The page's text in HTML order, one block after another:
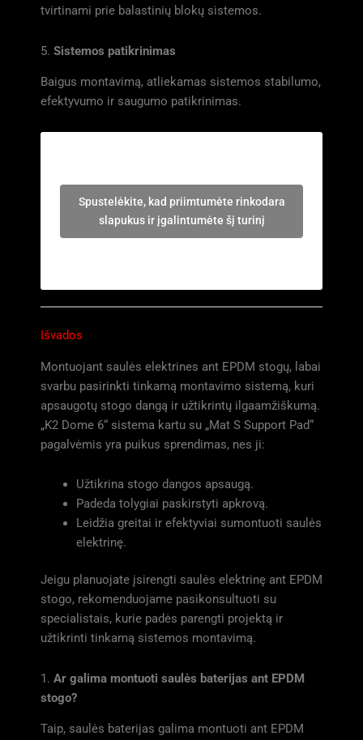
tvirtinami prie balastinių blokų sistemos.
5. Sistemos patikrinimas
Baigus montavimą, atliekamas sistemos stabilumo,
efektyvumo ir saugumo patikrinimas.
Spustelėkite, kad priimtumėte rinkodara
slapukus ir įgalintumėte šį turinį
Išvados
Montuojant saulės elektrines ant EPDM stogų, labai
svarbu pasirinkti tinkamą montavimo sistemą, kuri
apsaugotų stogo dangą ir užtikrintų ilgaamžiškumą.
„K2 Dome 6“ sistema kartu su „Mat S Support Pad“
pagalvėmis yra puikus sprendimas, nes ji:
Užtikrina stogo dangos apsaugą.
Padeda tolygiai paskirstyti apkrovą.
Leidžia greitai ir efektyviai sumontuoti saulės
elektrinę.
Jeigu planuojate įsirengti saulės elektrinę ant EPDM
stogo, rekomenduojame pasikonsultuoti su
specialistais, kurie padės parengti projektą ir
užtikrinti tinkamą sistemos montavimą.
1. Ar galima montuoti saulės baterijas ant EPDM
stogo?
Taip, saulės baterijas galima montuoti ant EPDM